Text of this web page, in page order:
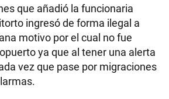
que añadió la funcionaria
ingresó de forma ilegal a
motivo por el cual no fue
ya que al tener una alerta
vez que pase por migraciones